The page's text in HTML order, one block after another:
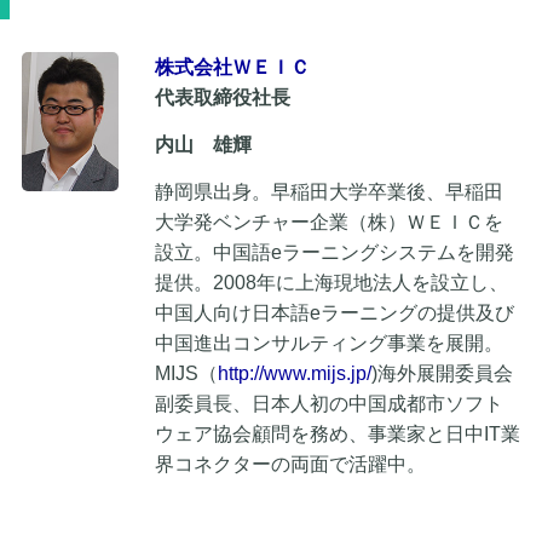
株式会社ＷＥＩＣ
代表取締役社長
内山 雄輝
静岡県出身。早稲田大学卒業後、早稲田
大学発ベンチャー企業（株）ＷＥＩＣを
設立。中国語eラーニングシステムを開発
提供。2008年に上海現地法人を設立し、
中国人向け日本語eラーニングの提供及び
中国進出コンサルティング事業を展開。
MIJS（ http://www.mijs.jp/)海外展開委員会
副委員長、日本人初の中国成都市ソフト
ウェア協会顧問を務め、事業家と日中IT業
界コネクターの両面で活躍中。